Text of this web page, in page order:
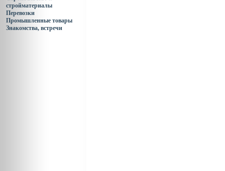
стройматериалы
Перевозки
Промышленные товары
Знакомства, встречи